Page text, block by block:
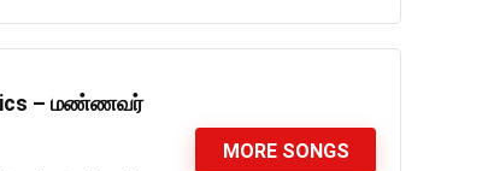
– மண்ணவர்
MORE SONGS